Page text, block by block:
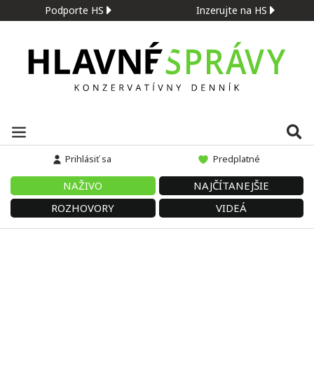
Podporte HS Inzerujte na HS
Prihlásiť sa Predplatné
NAŽIVO
NAJČÍTANEJŠIE
ROZHOVORY
VIDEÁ